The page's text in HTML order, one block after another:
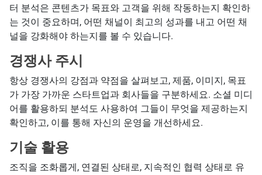
터 분석은 콘텐츠가 목표와 고객을 위해 작동하는지 확인하
는 것이 중요하며, 어떤 채널이 최고의 성과를 내고 어떤 채
널을 강화해야 하는지를 볼 수 있습니다.
경쟁사 주시
항상 경쟁사의 강점과 약점을 살펴보고, 제품, 이미지, 목표
가 가장 가까운 스타트업과 회사들을 구분하세요. 소셜 미디
어를 활용하되 분석도 사용하여 그들이 무엇을 제공하는지
확인하고, 이를 통해 자신의 운영을 개선하세요.
기술 활용
조직을 조화롭게, 연결된 상태로, 지속적인 협력 상태로 유